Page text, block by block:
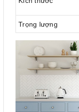
Trọng lượng